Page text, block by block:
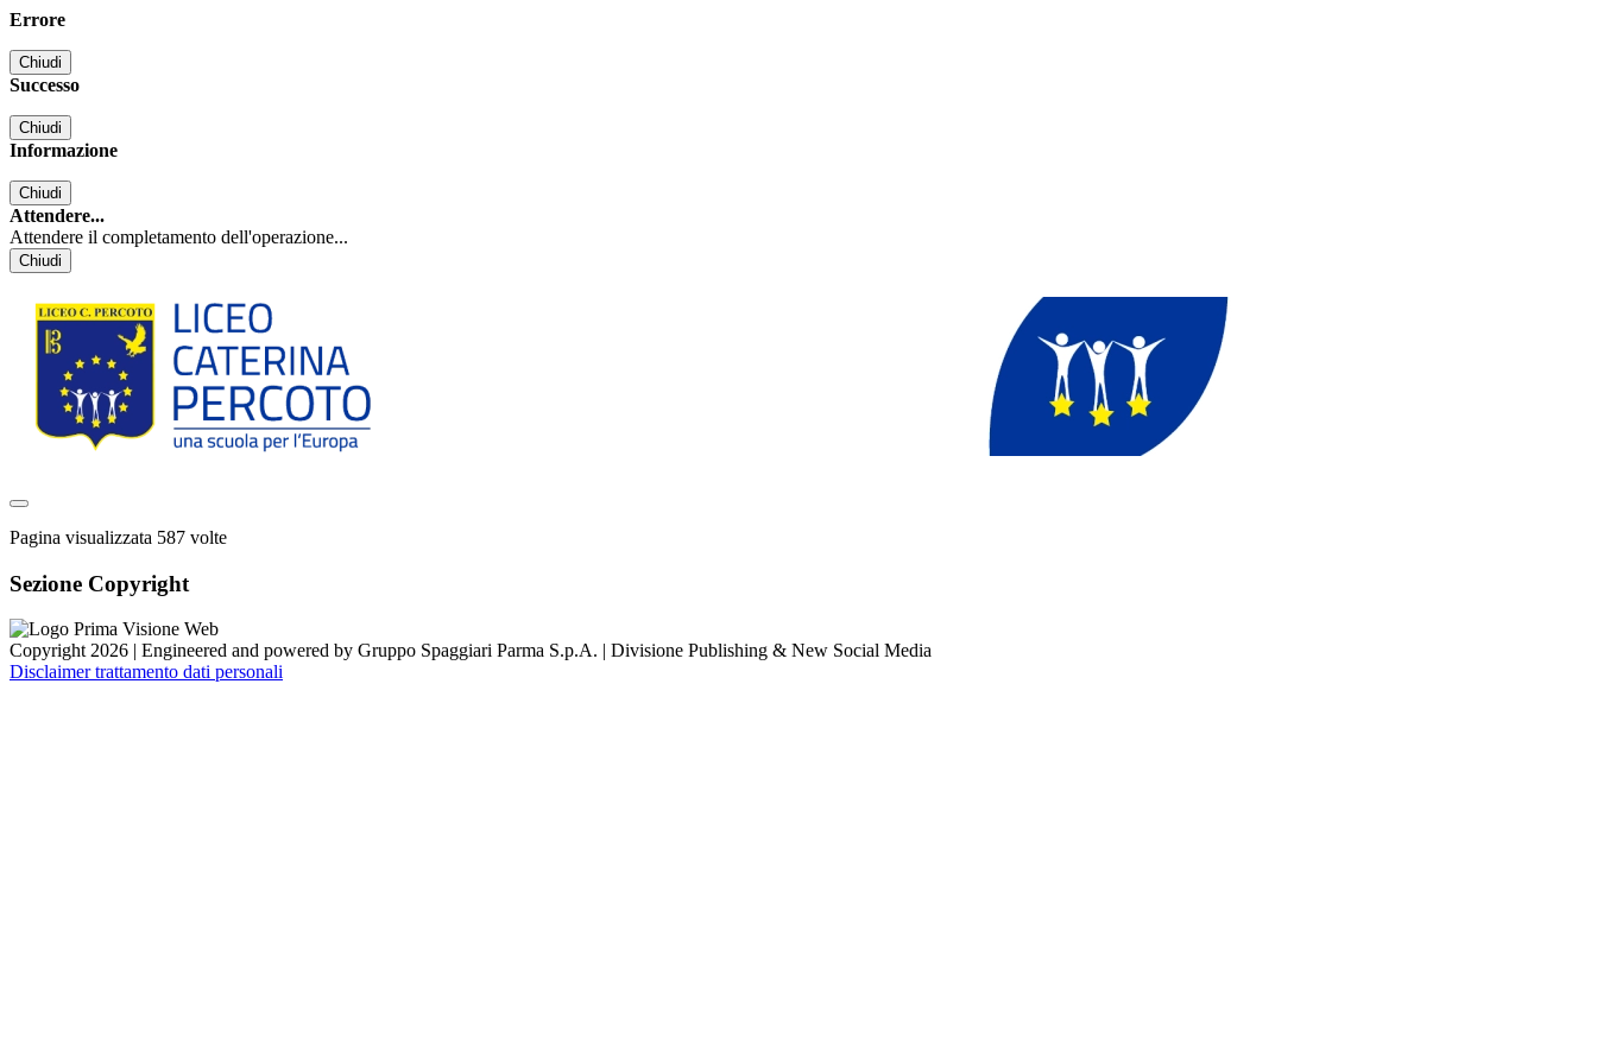
Errore
Chiudi
Successo
Chiudi
Informazione
Chiudi
Attendere...
Attendere il completamento dell'operazione...
Chiudi
Pagina visualizzata 587 volte
Sezione Copyright
Copyright 2026 | Engineered and powered by Gruppo Spaggiari Parma S.p.A. | Divisione Publishing & New Social Media
Disclaimer trattamento dati personali